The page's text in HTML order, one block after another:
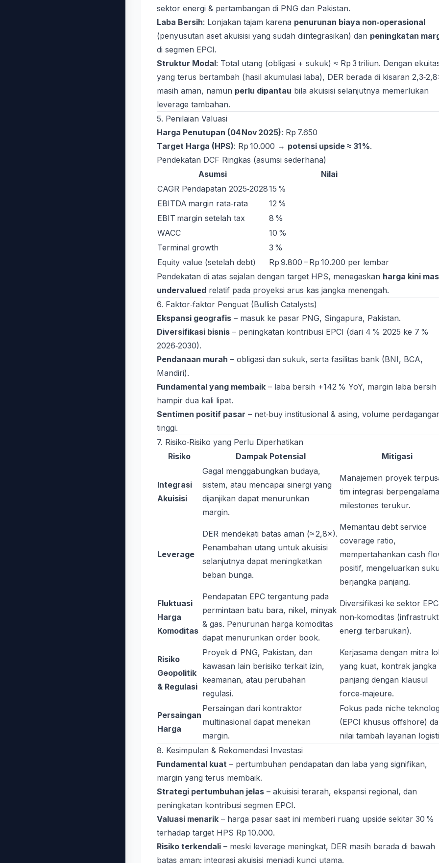
sektor energi & pertambangan di PNG dan Pakistan.
Laba Bersih: Lonjakan tajam karena penurunan biaya non‑operasional
(penyusutan aset akuisisi yang sudah diintegrasikan) dan peningkatan
di segmen EPCI.
Struktur Modal: Total utang (obligasi + sukuk) ≈ Rp 3 triliun. Dengan
yang terus bertambah (hasil akumulasi laba), DER berada di kisaran
masih aman, namun perlu dipantau bila akuisisi selanjutnya memerlukan
leverage tambahan.
5. Penilaian Valuasi
Harga Penutupan (04 Nov 2025): Rp 7.650
Target Harga (HPS): Rp 10.000 → potensi upside ≈ 31 %.
Pendekatan DCF Ringkas (asumsi sederhana)
Asumsi
Nilai
CAGR Pendapatan 2025‑202815 %
EBITDA margin rata‑rata
12 %
EBIT margin setelah tax
8 %
WACC
10 %
Terminal growth
3 %
Equity value (setelah debt)
Rp 9.800 – Rp 10.200 per lembar
Pendekatan di atas sejalan dengan target HPS, menegaskan harga kini
undervalued relatif pada proyeksi arus kas jangka menengah.
6. Faktor‑faktor Penguat (Bullish Catalysts)
Ekspansi geografis – masuk ke pasar PNG, Singapura, Pakistan.
Diversifikasi bisnis – peningkatan kontribusi EPCI (dari 4 % 2025 ke 7 %
2026‑2030).
Pendanaan murah – obligasi dan sukuk, serta fasilitas bank (BNI, BCA,
Mandiri).
Fundamental yang membaik – laba bersih +142 % YoY, margin laba bersih
hampir dua kali lipat.
Sentimen positif pasar – net‑buy institusional & asing, volume
tinggi.
7. Risiko‑Risiko yang Perlu Diperhatikan
Risiko
Dampak Potensial Mitigasi
Integrasi
Akuisisi
Gagal menggabungkan budaya,
sistem, atau mencapai sinergi yang
dijanjikan dapat menurunkan
margin.
Manajemen proyek
tim integrasi
milestones terukur.
Leverage
DER mendekati batas aman (≈ 2,8×).
Penambahan utang untuk akuisisi
selanjutnya dapat meningkatkan
beban bunga.
Memantau debt service
coverage ratio,
mempertahankan cash
positif, mengeluarkan
berjangka panjang.
Fluktuasi
Harga
Komoditas
Pendapatan EPC tergantung pada
permintaan batu bara, nikel, minyak
& gas. Penurunan harga komoditas
dapat menurunkan order book.
Diversifikasi ke sektor EPC
non‑komoditas
energi terbarukan).
Risiko
Geopolitik
& Regulasi
Proyek di PNG, Pakistan, dan
kawasan lain berisiko terkait izin,
keamanan, atau perubahan
regulasi.
Kerjasama dengan mitra
yang kuat, kontrak jangka
panjang dengan klausul
force‑majeure.
Persaingan
Harga
Persaingan dari kontraktor
multinasional dapat menekan
margin.
Fokus pada niche
(EPCI khusus offshore)
nilai tambah layanan
8. Kesimpulan & Rekomendasi Investasi
Fundamental kuat – pertumbuhan pendapatan dan laba yang signifikan,
margin yang terus membaik.
Strategi pertumbuhan jelas – akuisisi terarah, ekspansi regional, dan
peningkatan kontribusi segmen EPCI.
Valuasi menarik – harga pasar saat ini memberi ruang upside sekitar 30 %
terhadap target HPS Rp 10.000.
Risiko terkendali – meski leverage meningkat, DER masih berada di bawah
batas aman; integrasi akuisisi menjadi kunci utama.